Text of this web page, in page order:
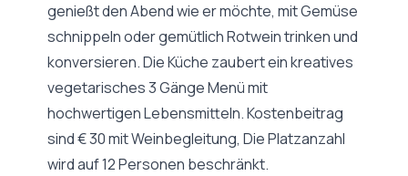
genießt den Abend wie er möchte, mit Gemüse
schnippeln oder gemütlich Rotwein trinken und
konversieren. Die Küche zaubert ein kreatives
vegetarisches 3 Gänge Menü mit
hochwertigen Lebensmitteln. Kostenbeitrag
sind € 30 mit Weinbegleitung, Die Platzanzahl
wird auf 12 Personen beschränkt.